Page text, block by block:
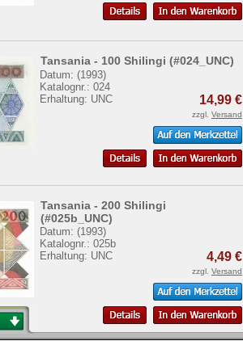
Tansania - 100 Shilingi (#024_UNC)
Datum: (1993)
Katalognr.: 024
Erhaltung: UNC
14,99 €
zzgl. Versand
Tansania - 200 Shilingi
(#025b_UNC)
Datum: (1993)
Katalognr.: 025b
Erhaltung: UNC
4,49 €
zzgl. Versand